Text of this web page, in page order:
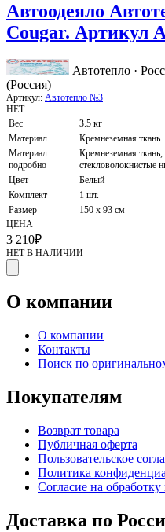
Автоодеяло
Cougar. Артикул
Автотепло ·
(Россия)
Артикул: Автотепло №3
НЕТ
Вес
3.5 кг
Материал
Кремнеземная ткань
Материал
подробно
Кремнеземная
стекловолокнистые
Цвет
Белый
Комплект
1 шт.
Размер
150 х 93 см
ЦЕНА
3 210₽
НЕТ В НАЛИЧИИ
О компании
О компании
Контакты
Поиск по
Покупателям
Возврат товара
Публичная оферта
Пользовательское
Политика
Согласие на
Доставка по